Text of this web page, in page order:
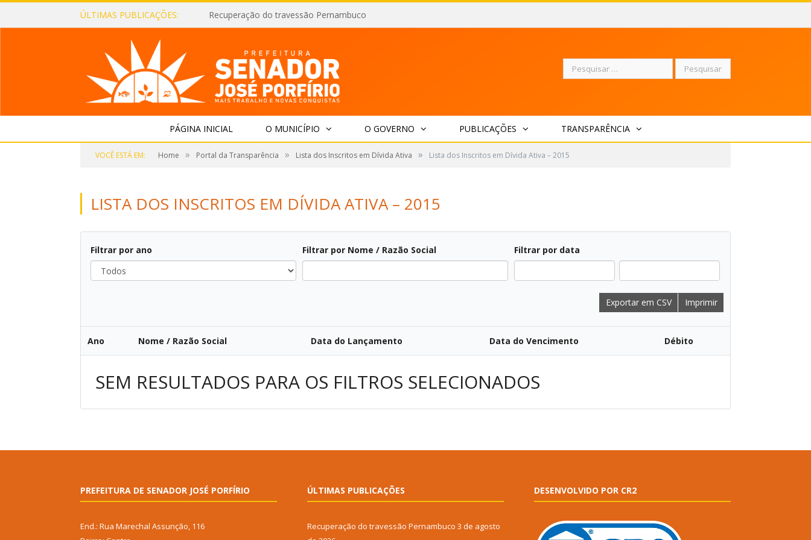
ÚLTIMAS PUBLICAÇÕES: Recuperação do travessão Pernambuco
Pesquisar
PÁGINA INICIAL O MUNICÍPIO O GOVERNO PUBLICAÇÕES TRANSPARÊNCIA
VOCÊ ESTÁ EM: Home » Portal da Transparência » Lista dos Inscritos em Dívida Ativa » Lista dos Inscritos em Dívida Ativa – 2015
LISTA DOS INSCRITOS EM DÍVIDA ATIVA – 2015
Filtrar por ano Filtrar por Nome / Razão Social Filtrar por data
Exportar em CSV Imprimir
Ano Nome / Razão Social Data do Lançamento Data do Vencimento Débito
SEM RESULTADOS PARA OS FILTROS SELECIONADOS
PREFEITURA DE SENADOR JOSÉ PORFÍRIO
End.: Rua Marechal Assunção, 116
ÚLTIMAS PUBLICAÇÕES
Recuperação do travessão Pernambuco 3 de agosto
DESENVOLVIDO POR CR2